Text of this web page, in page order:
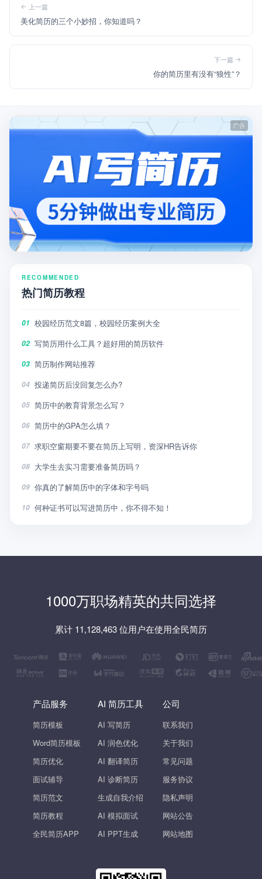
上一篇
美化简历的三个小妙招，你知道吗？
下一篇
你的简历里有没有“狼性”？
RECOMMENDED
热门简历教程
01 校园经历范文8篇，校园经历案例大全
02 写简历用什么工具？超好用的简历软件
03 简历制作网站推荐
04 投递简历后没回复怎么办?
05 简历中的教育背景怎么写？
06 简历中的GPA怎么填？
07 求职空窗期要不要在简历上写明，资深HR告诉你
08 大学生去实习需要准备简历吗？
09 你真的了解简历中的字体和字号吗
10 何种证书可以写进简历中，你不得不知！
1000万职场精英的共同选择
累计 11,128,463 位用户在使用全民简历
产品服务
简历模板
Word简历模板
简历优化
面试辅导
简历范文
简历教程
全民简历APP
AI 简历工具
AI 写简历
AI 润色优化
AI 翻译简历
AI 诊断简历
生成自我介绍
AI 模拟面试
AI PPT生成
公司
联系我们
关于我们
常见问题
服务协议
隐私声明
网站公告
网站地图